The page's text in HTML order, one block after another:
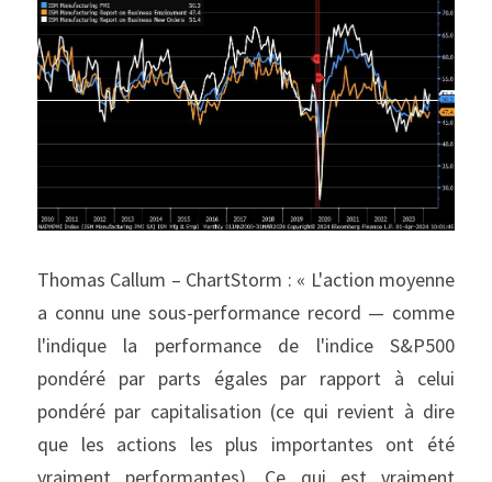
Thomas Callum – ChartStorm : « L'action moyenne
a connu une sous-performance record — comme
l'indique la performance de l'indice S&P500
pondéré par parts égales par rapport à celui
pondéré par capitalisation (ce qui revient à dire
que les actions les plus importantes ont été